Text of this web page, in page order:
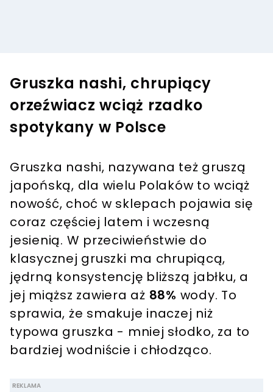
Gruszka nashi, chrupiący
orzeźwiacz wciąż rzadko
spotykany w Polsce
Gruszka nashi, nazywana też gruszą
japońską, dla wielu Polaków to wciąż
nowość, choć w sklepach pojawia się
coraz częściej latem i wczesną
jesienią. W przeciwieństwie do
klasycznej gruszki ma chrupiącą,
jędrną konsystencję bliższą jabłku, a
jej miąższ zawiera aż 88% wody. To
sprawia, że smakuje inaczej niż
typowa gruszka - mniej słodko, za to
bardziej wodniście i chłodząco.